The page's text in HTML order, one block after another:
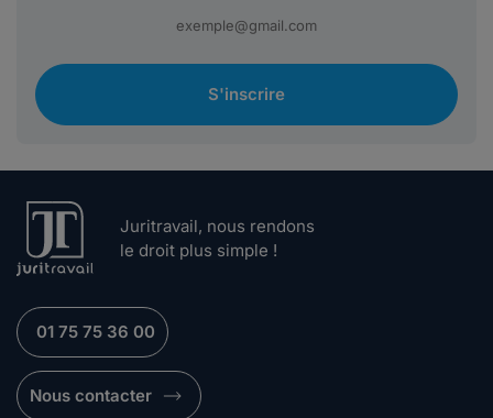
S'inscrire
Juritravail, nous rendons
le droit plus simple !
01 75 75 36 00
Nous contacter